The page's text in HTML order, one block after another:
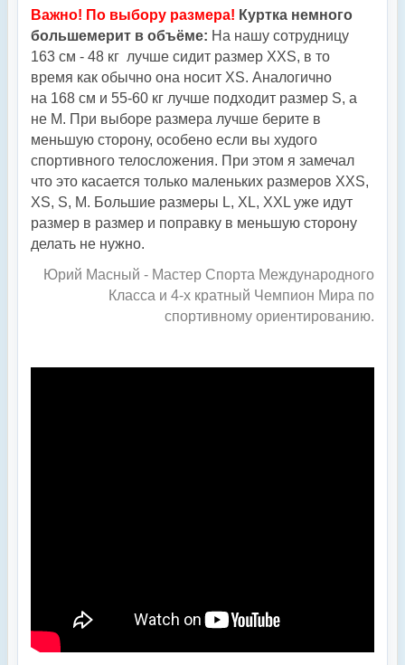
Важно! По выбору размера! Куртка немного
большемерит в объёме: На нашу сотрудницу
163 см - 48 кг лучше сидит размер XXS, в то
время как обычно она носит XS. Аналогично
на 168 см и 55-60 кг лучше подходит размер S, а
не М. При выборе размера лучше берите в
меньшую сторону, особено если вы худого
спортивного телосложения. При этом я замечал
что это касается только маленьких размеров XXS,
XS, S, М. Большие размеры L, XL, XXL уже идут
размер в размер и поправку в меньшую сторону
делать не нужно.
Юрий Масный - Мастер Спорта Международного
Класса и 4-х кратный Чемпион Мира по
спортивному ориентированию.